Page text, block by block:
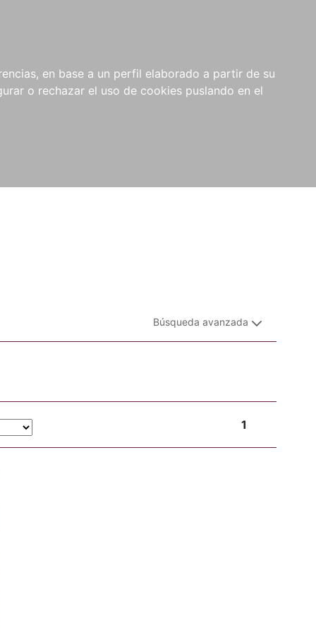
en base a un perfil elaborado a partir de su
o rechazar el uso de cookies puslando en el
NOVEDADES NOTICIAS
COMPRAS
INSTITUCIONALES
Búsqueda avanzada
1